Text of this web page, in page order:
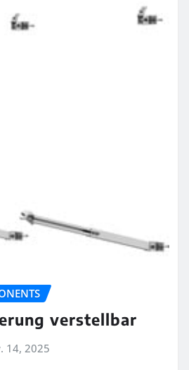
verstellbar
14, 2025